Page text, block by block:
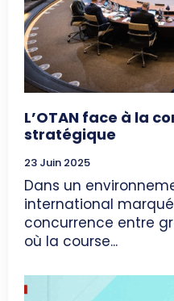
L’OTAN face à la
stratégique
23 Juin 2025
Dans un
international
concurrence entre
où la course...